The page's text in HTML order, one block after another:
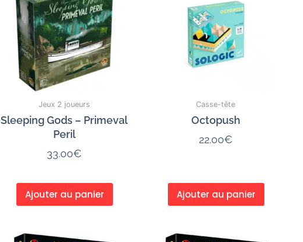
Jeux 2 joueurs
Sleeping Gods – Primeval
Peril
33.00€
Ajouter au panier
Casse-tête
Octopush
22.00€
Ajouter au panier